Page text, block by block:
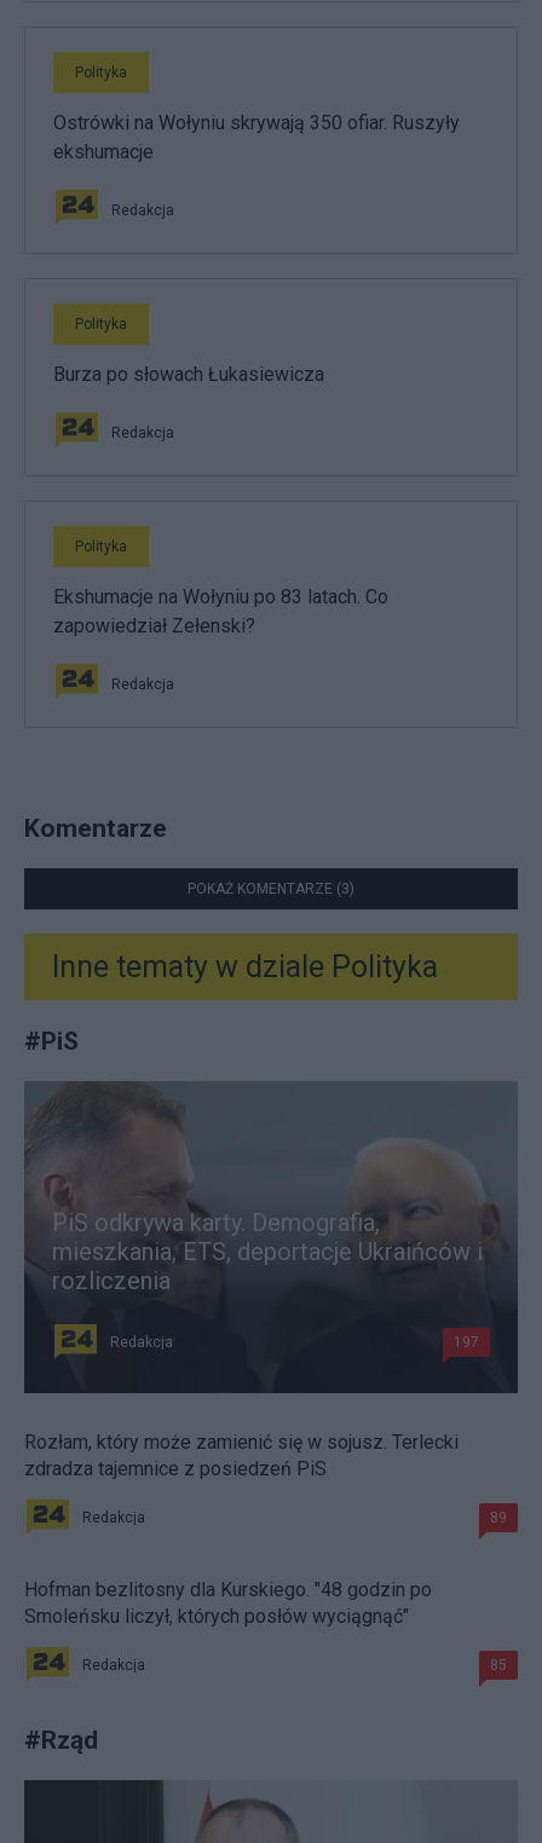
Polityka
Ostrówki na Wołyniu skrywają 350 ofiar. Ruszyły
ekshumacje
Redakcja
Polityka
Burza po słowach Łukasiewicza
Redakcja
Polityka
Ekshumacje na Wołyniu po 83 latach. Co
zapowiedział Zełenski?
Redakcja
Komentarze
POKAŻ KOMENTARZE (3)
Inne tematy w dziale Polityka
#PiS
PiS odkrywa karty. Demografia,
mieszkania, ETS, deportacje Ukraińców i
rozliczenia
Redakcja 197
Rozłam, który może zamienić się w sojusz. Terlecki
zdradza tajemnice z posiedzeń PiS
Redakcja 89
Hofman bezlitosny dla Kurskiego. "48 godzin po
Smoleńsku liczył, których posłów wyciągnąć"
Redakcja 85
#Rząd